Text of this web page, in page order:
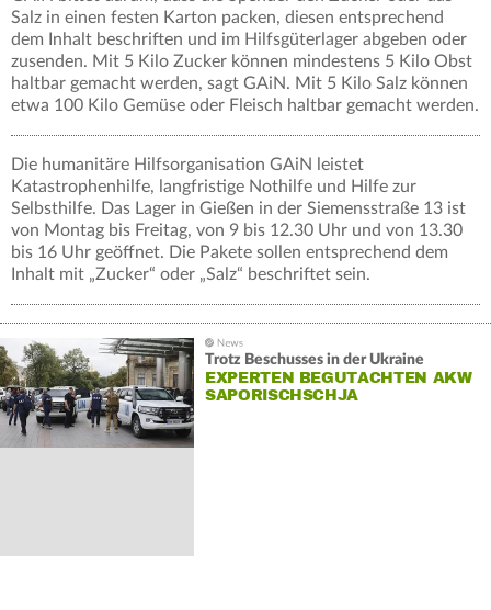
Salz in einen festen Karton packen, diesen entsprechend
dem Inhalt beschriften und im Hilfsgüterlager abgeben oder
zusenden. Mit 5 Kilo Zucker können mindestens 5 Kilo Obst
haltbar gemacht werden, sagt GAiN. Mit 5 Kilo Salz können
etwa 100 Kilo Gemüse oder Fleisch haltbar gemacht werden.
Die humanitäre Hilfsorganisation GAiN leistet
Katastrophenhilfe, langfristige Nothilfe und Hilfe zur
Selbsthilfe. Das Lager in Gießen in der Siemensstraße 13 ist
von Montag bis Freitag, von 9 bis 12.30 Uhr und von 13.30
bis 16 Uhr geöffnet. Die Pakete sollen entsprechend dem
Inhalt mit „Zucker“ oder „Salz“ beschriftet sein.
Trotz Beschusses in der Ukraine
EXPERTEN BEGUTACHTEN AKW
SAPORISCHSCHJA